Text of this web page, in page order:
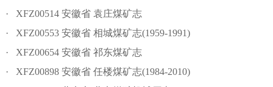
· XFZ00514 安徽省 袁庄煤矿志
· XFZ00553 安徽省 相城煤矿志(1959-1991)
· XFZ00654 安徽省 祁东煤矿志
· XFZ00898 安徽省 任楼煤矿志(1984-2010)